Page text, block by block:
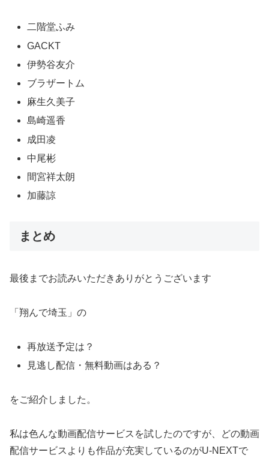
二階堂ふみ
GACKT
伊勢谷友介
ブラザートム
麻生久美子
島崎遥香
成田凌
中尾彬
間宮祥太朗
加藤諒
まとめ
最後までお読みいただきありがとうございます
「翔んで埼玉」の
再放送予定は？
見逃し配信・無料動画はある？
をご紹介しました。
私は色んな動画配信サービスを試したのですが、どの動画
配信サービスよりも作品が充実しているのがU-NEXTで